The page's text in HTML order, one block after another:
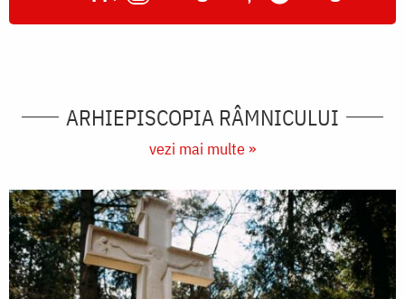
ARHIEPISCOPIA RÂMNICULUI
vezi mai multe »